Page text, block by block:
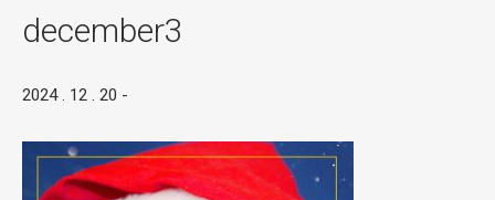
december3
2024 . 12 . 20 -